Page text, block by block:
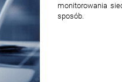
monitorowania
sposób.